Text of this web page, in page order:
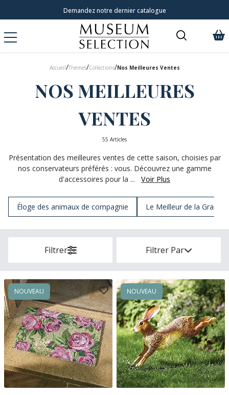
Demandez notre dernier catalogue
Accueil/Thèmes/Collections/Nos Meilleures Ventes
NOS MEILLEURES
VENTES
55 Articles
Présentation des meilleures ventes de cette saison, choisies par
nos conservateurs préférés : vous. Découvrez une gamme
d'accessoires pour la ...
Voir Plus
Éloge des animaux de compagnie Le Meilleur de la
Filtrer Filtrer Par
NOUVEAU NOUVEAU